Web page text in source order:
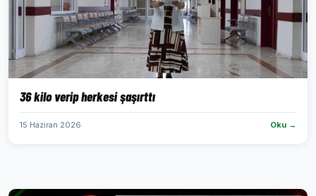
36 kilo verip herkesi şaşırttı
15 Haziran 2026 Oku →